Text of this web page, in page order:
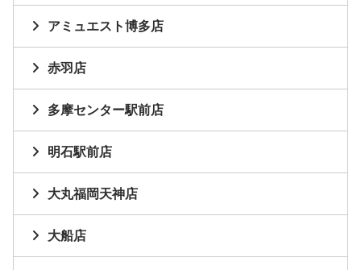
アミュエスト博多店
赤羽店
多摩センター駅前店
明石駅前店
大丸福岡天神店
大船店